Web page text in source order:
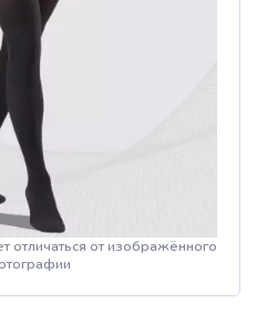
от изображённого